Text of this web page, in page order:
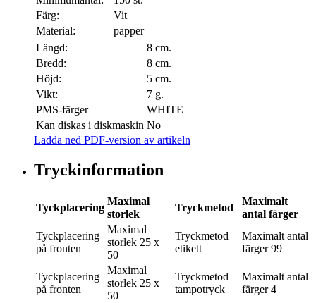
Färg:
Vit
Material:
papper
Längd:
8 cm.
Bredd:
8 cm.
Höjd:
5 cm.
Vikt:
7 g.
PMS-färger
WHITE
Kan diskas i diskmaskin No
Ladda ned PDF-version av artikeln
Tryckinformation
Tyckplacering
Maximal
storlek
Tryckmetod
Maximalt
antal färger
Tyckplacering
på fronten
Maximal
storlek 25 x
50
Tryckmetod
etikett
Maximalt antal
färger 99
Tyckplacering
på fronten
Maximal
storlek 25 x
50
Tryckmetod
tampotryck
Maximalt antal
färger 4